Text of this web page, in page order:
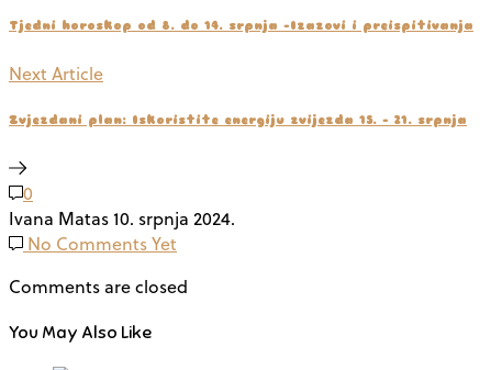
Tjedni horoskop od 8. do 14. srpnja -Izazovi i preispitivanja
Next Article
Zvjezdani plan: Iskoristite energiju zvijezda 15. - 21. srpnja
0
Ivana Matas10. srpnja 2024.
No Comments Yet
Comments are closed
You May Also Like